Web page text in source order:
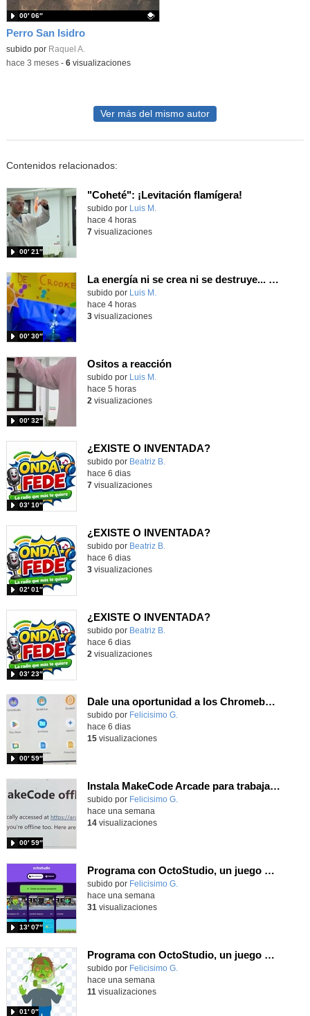
Perro San Isidro
Contenido educativo.
subido por Raquel A.
00′ 06″
-hace 3 meses- 6visualizaciones
Ver más del mismo autor
Contenidos relacionados:
"Coheté": ¡Levitación flamígera!
Contenido educativo.
subido por Luis M.
00′ 21″
hace 4 horas
7visualizaciones
La energía ni se crea ni se destruye... ¡se experimenta! El Tierno en la Feria Madrid es Ciencia 2026
Contenido educativo.
subido por Luis M.
00′ 30″
hace 4 horas
3visualizaciones
Ositos a reacción
Contenido educativo.
subido por Luis M.
00′ 32″
hace 5 horas
2 visualizaciones
¿EXISTE O INVENTADA?
Contenido educativo.
subido por Beatriz B.
03′ 10″
hace 6 dias
7visualizaciones
¿EXISTE O INVENTADA?
Contenido educativo.
subido por Beatriz B.
02′ 01″
hace 6 dias
3visualizaciones
¿EXISTE O INVENTADA?
Contenido educativo.
subido por Beatriz B.
03′ 23″
hace 6 dias
2 visualizaciones
Dale una oportunidad a los Chromebooks y utiliza un proyector para realizar talleres si no tienes pantallas táctiles
Contenido educativo.
subido por Felicisimo G.
00′ 59″
hace 6 dias
15visualizaciones
Instala MakeCode Arcade para trabajar offline en tu tablet, ordenador, Chromebook
Contenido educativo.
subido por Felicisimo G.
00′ 59″
hace una semana
14visualizaciones
Programa con OctoStudio, un juego de disparos contra Zombies con un cargador basado en el House of the dead
Contenido educativo.
subido por Felicisimo G.
13′ 07″
hace una semana
31 visualizaciones
Programa con OctoStudio, un juego homenajeando al House of the dead con Zombies
Contenido educativo.
subido por Felicisimo G.
01′ 0″
hace una semana
11 visualizaciones